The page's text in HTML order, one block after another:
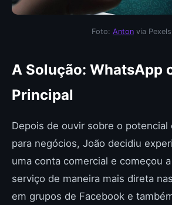
Foto: Anton via Pexels
A Solução: WhatsApp
Principal
Depois de ouvir sobre o potencial
para negócios, João decidiu
uma conta comercial e começou
serviço de maneira mais direta
em grupos de Facebook e